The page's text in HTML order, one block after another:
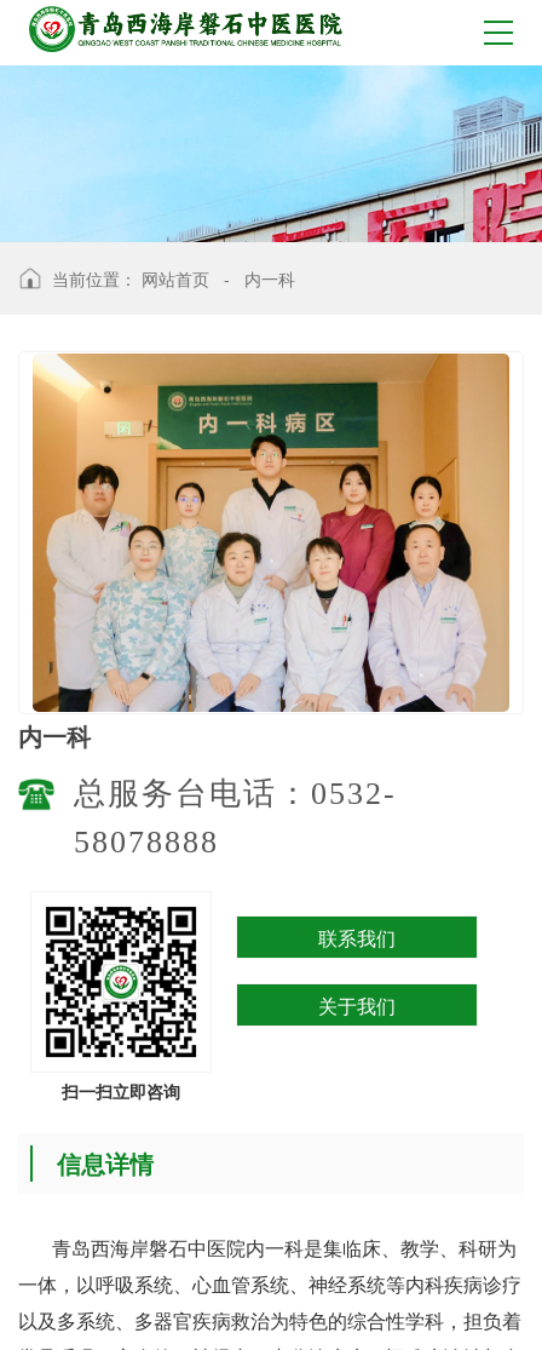
当前位置： 网站首页 - 内一科
内一科
总服务台电话：0532-
58078888
扫一扫立即咨询
联系我们
关于我们
信息详情
青岛西海岸磐石中医院内一科是集临床、教学、科研为
一体，以呼吸系统、心血管系统、神经系统等内科疾病诊疗
以及多系统、多器官疾病救治为特色的综合性学科，担负着